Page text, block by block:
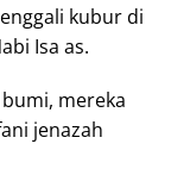
kubur di
Isa as.
mereka
jenazah